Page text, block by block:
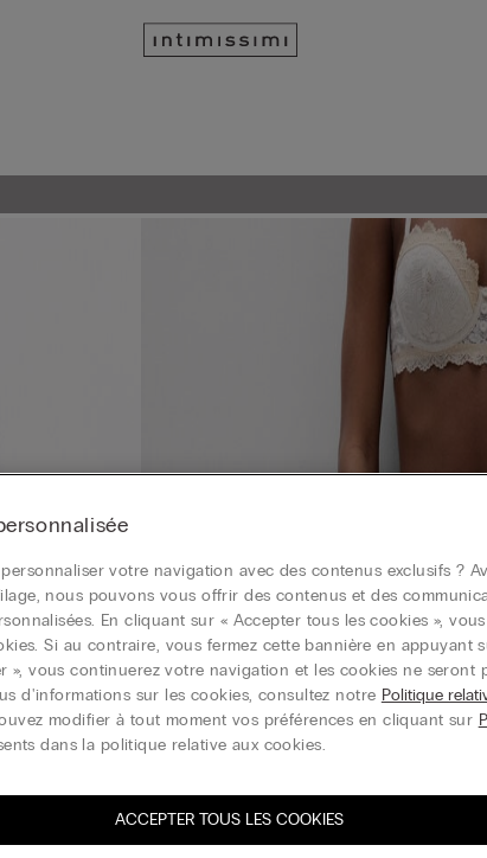
votre navigation avec des contenus exclusifs ?
nous pouvons vous offrir des contenus et des
En cliquant sur « Accepter tous les cookies »,
Si au contraire, vous fermez cette bannière en appuyant
», vous continuerez votre navigation et les cookies ne seront
d'informations sur les cookies, consultez notre Politique
modifier à tout moment vos préférences en cliquant sur
dans la politique relative aux cookies.
ACCEPTER TOUS LES COOKIES